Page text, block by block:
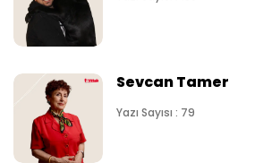
Sevcan Tamer
Yazı Sayısı : 79